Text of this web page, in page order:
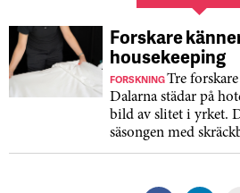
Forskare
housekeeping
FORSKNINGTre
Dalarna städar på
bild av slitet i yrket.
säsongen med